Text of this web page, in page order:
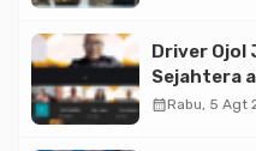
Driver Ojol
Sejahtera
Diskusi
calendar_monthRabu, 5 Agt